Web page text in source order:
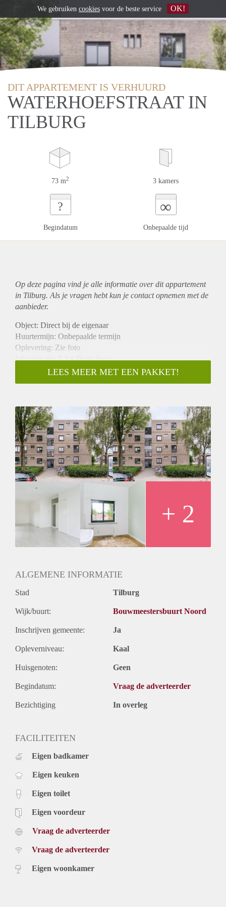
DIT APPARTEMENT IS VERHUURD
WATERHOEFSTRAAT IN
TILBURG
73 m2 3 kamers
?
Begindatum
∞
Onbepaalde tijd
Op deze pagina vind je alle informatie over ditappartement
in Tilburg. Als je vragen hebt kun je contact opnemen met de
aanbieder.
Object: Direct bij de eigenaar
Huurtermijn: Onbepaalde termijn
Oplevering: Zie foto
Inkomen eis: 3,1 x Bruto huur
Garantiestelling mogelijk: Ja
Borg: 1 Maand
Huisdieren toegestaan: Afhankelijk van de Eigenaar
Huurtoeslag grens: Nee
Geschikt voor studenten: Afhankelijk van de Eigenaar
LEES MEER MET EEN PAKKET!
+ 2
ALGEMENE INFORMATIE
Stad Tilburg
Wijk/buurt: Bouwmeestersbuurt Noord
Inschrijven gemeente: Ja
Opleverniveau: Kaal
Huisgenoten: Geen
Begindatum: Vraag de adverteerder
Bezichtiging In overleg
FACILITEITEN
Eigen badkamer
Eigen keuken
Eigen toilet
Eigen voordeur
Vraag de adverteerder
Vraag de adverteerder
Eigen woonkamer
We gebruiken cookies voor de beste service OK!